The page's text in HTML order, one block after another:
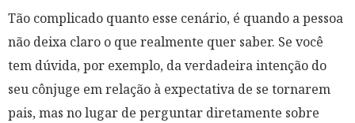
Tão complicado quanto esse cenário, é quando a pessoa
não deixa claro o que realmente quer saber. Se você
tem dúvida, por exemplo, da verdadeira intenção do
seu cônjuge em relação à expectativa de se tornarem
pais, mas no lugar de perguntar diretamente sobre